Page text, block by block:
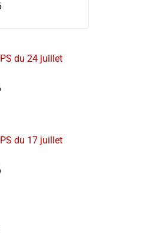
du 24 juillet
du 17 juillet